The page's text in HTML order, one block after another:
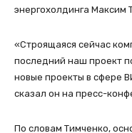
энергохолдинга Максим
«Строящаяся сейчас
последний наш проект
новые проекты в сфере
сказал он на пресс-
По словам Тимченко,